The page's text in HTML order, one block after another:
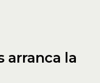
arranca la